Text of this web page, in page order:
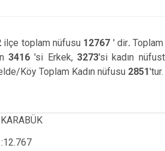
ilçe toplam nüfusu 12767 ' dir.T
3416'si Erkek, 3273'si kadın
Köy Toplam Kadın nüfusu 2851'tur.